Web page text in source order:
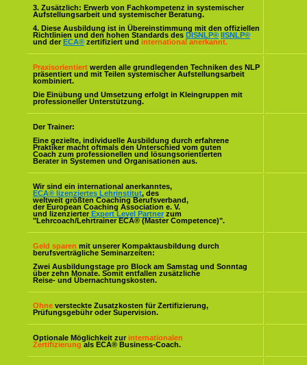
3. Zusätzlich: Erwerb von Fachkompetenz in systemischer
Aufstellungsarbeit und systemischer Beratung.
4. Diese Ausbildung ist in Übereinstimmung mit den offiziellen
Richtlinien und den hohen Standards des DISNLP® IISNLP®
und der ECA® zertifiziert und international anerkannt.
Praxisorientiert werden alle grundlegenden Techniken des NLP
präsentiert und mit Teilen systemischer Aufstellungsarbeit
kombiniert.
Die Einübung und Umsetzung erfolgt in Kleingruppen mit
professioneller Unterstützung.
Der Trainer:
Eine gezielte, individuelle Ausbildung durch erfahrene
Praktiker macht oftmals den Unterschied vom guten
Coach zum professionellen und lösungsorientierten
Berater in Systemen und Organisationen aus.
Wir sind ein international anerkanntes,
ECA® lizenziertes Lehrinstitut, des
weltweit größten Coaching Berufsverband,
der European Coaching Association e. V.
und lizenzierter Expert Level Partner zum
"Lehrcoach/Lehrtrainer ECA® (Master Competence)".
Geld sparen mit unserer Kompaktausbildung durch
berufsverträgliche Seminarzeiten:
Zwei Ausbildungstage pro Block am Samstag und Sonntag
über zehn Monate. Somit entfallen zusätzliche
Reise- und Übernachtungskosten.
Ohne versteckte Zusatzkosten für Zertifizierung,
Prüfungsgebühr oder Supervision.
Optionale Möglichkeit zur internationalen
Zertifizierungals ECA® Business-Coach.